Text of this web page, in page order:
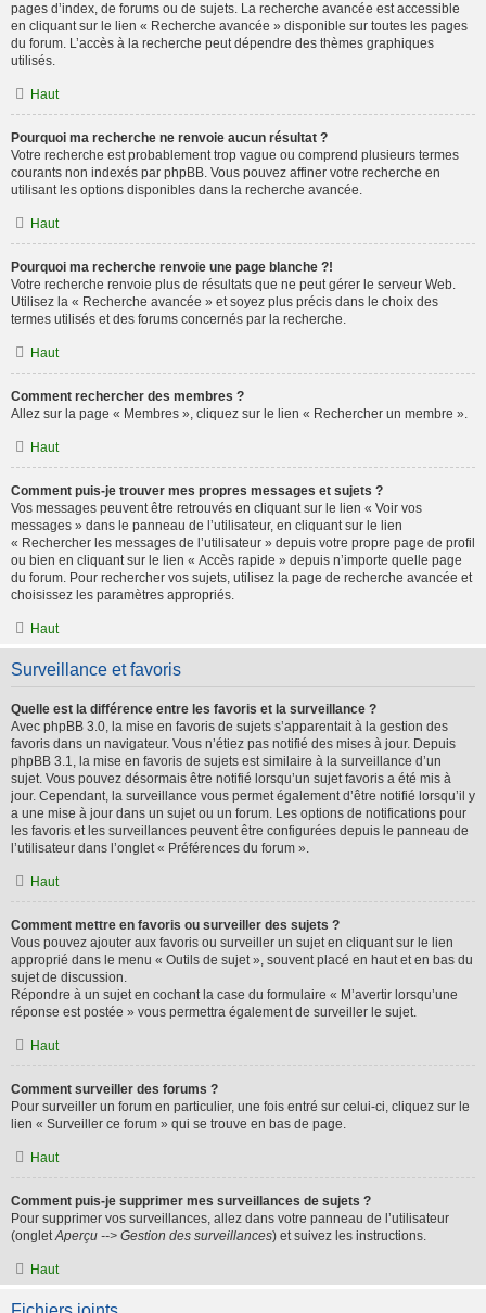
pages d’index, de forums ou de sujets. La recherche avancée est accessible
en cliquant sur le lien « Recherche avancée » disponible sur toutes les pages
du forum. L’accès à la recherche peut dépendre des thèmes graphiques
utilisés.
Haut
Pourquoi ma recherche ne renvoie aucun résultat ?
Votre recherche est probablement trop vague ou comprend plusieurs termes
courants non indexés par phpBB. Vous pouvez affiner votre recherche en
utilisant les options disponibles dans la recherche avancée.
Haut
Pourquoi ma recherche renvoie une page blanche ?!
Votre recherche renvoie plus de résultats que ne peut gérer le serveur Web.
Utilisez la « Recherche avancée » et soyez plus précis dans le choix des
termes utilisés et des forums concernés par la recherche.
Haut
Comment rechercher des membres ?
Allez sur la page « Membres », cliquez sur le lien « Rechercher un membre ».
Haut
Comment puis-je trouver mes propres messages et sujets ?
Vos messages peuvent être retrouvés en cliquant sur le lien « Voir vos
messages » dans le panneau de l’utilisateur, en cliquant sur le lien
« Rechercher les messages de l’utilisateur » depuis votre propre page de profil
ou bien en cliquant sur le lien « Accès rapide » depuis n’importe quelle page
du forum. Pour rechercher vos sujets, utilisez la page de recherche avancée et
choisissez les paramètres appropriés.
Haut
Surveillance et favoris
Quelle est la différence entre les favoris et la surveillance ?
Avec phpBB 3.0, la mise en favoris de sujets s’apparentait à la gestion des
favoris dans un navigateur. Vous n’étiez pas notifié des mises à jour. Depuis
phpBB 3.1, la mise en favoris de sujets est similaire à la surveillance d’un
sujet. Vous pouvez désormais être notifié lorsqu’un sujet favoris a été mis à
jour. Cependant, la surveillance vous permet également d’être notifié lorsqu’il y
a une mise à jour dans un sujet ou un forum. Les options de notifications pour
les favoris et les surveillances peuvent être configurées depuis le panneau de
l’utilisateur dans l’onglet « Préférences du forum ».
Haut
Comment mettre en favoris ou surveiller des sujets ?
Vous pouvez ajouter aux favoris ou surveiller un sujet en cliquant sur le lien
approprié dans le menu « Outils de sujet », souvent placé en haut et en bas du
sujet de discussion.
Répondre à un sujet en cochant la case du formulaire « M’avertir lorsqu’une
réponse est postée » vous permettra également de surveiller le sujet.
Haut
Comment surveiller des forums ?
Pour surveiller un forum en particulier, une fois entré sur celui-ci, cliquez sur le
lien « Surveiller ce forum » qui se trouve en bas de page.
Haut
Comment puis-je supprimer mes surveillances de sujets ?
Pour supprimer vos surveillances, allez dans votre panneau de l’utilisateur
(ongletAperçu --> Gestion des surveillances) et suivez les instructions.
Haut